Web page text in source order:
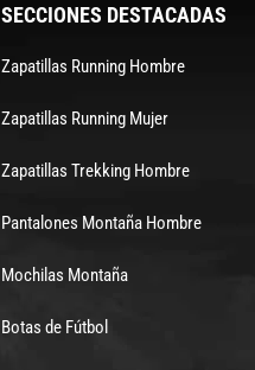
SECCIONES DESTACADAS
Zapatillas Running Hombre
Zapatillas Running Mujer
Zapatillas Trekking Hombre
Pantalones Montaña Hombre
Mochilas Montaña
Botas de Fútbol